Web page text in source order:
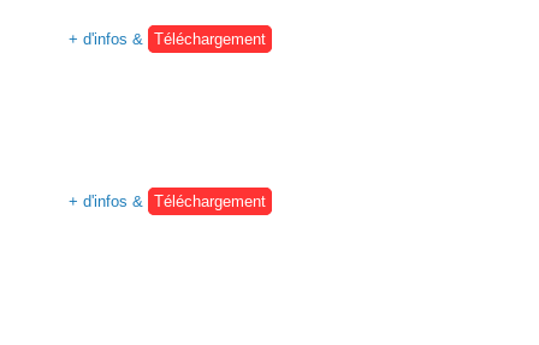
+ d'infos & Téléchargement
+ d'infos &
Téléchargement